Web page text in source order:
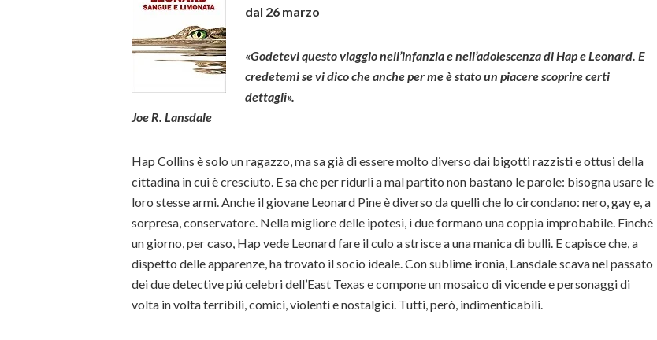
dal 26 marzo
«Godetevi questo viaggio nell’infanzia e nell’adolescenza di Hap e Leonard. E
credetemi se vi dico che anche per me è stato un piacere scoprire certi
dettagli».
Joe R. Lansdale
Hap Collins è solo un ragazzo, ma sa già di essere molto diverso dai bigotti razzisti e ottusi della
cittadina in cui è cresciuto. E sa che per ridurli a mal partito non bastano le parole: bisogna usare le
loro stesse armi. Anche il giovane Leonard Pine è diverso da quelli che lo circondano: nero, gay e, a
sorpresa, conservatore. Nella migliore delle ipotesi, i due formano una coppia improbabile. Finché
un giorno, per caso, Hap vede Leonard fare il culo a strisce a una manica di bulli. E capisce che, a
dispetto delle apparenze, ha trovato il socio ideale. Con sublime ironia, Lansdale scava nel passato
dei due detective piú celebri dell’East Texas e compone un mosaico di vicende e personaggi di
volta in volta terribili, comici, violenti e nostalgici. Tutti, però, indimenticabili.